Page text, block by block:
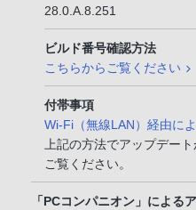
28.0.A.8.251
ビルド番号確認方法
こちらからご覧ください
付帯事項
Wi-Fi（無線LAN）経由に
上記の方法でアップデー
ご覧ください。
「PCコンパニオン」による